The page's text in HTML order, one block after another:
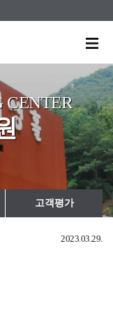
CENTER
2023.03.29.